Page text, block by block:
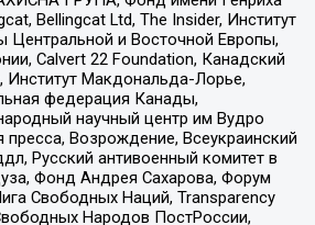
Bellingcat Ltd, The Insider, Институт
Центральной и Восточной Европы,
Calvert 22 Foundation, Канадский
Институт Макдональда-Лорье,
федерация Канады,
научный центр им Вудро
Возрождение, Всеукраинский
Русский антивоенный комитет в
Фонд Андрея Сахарова, Форум
Свободных Наций, Transparеncy
Народов ПостРоссии,